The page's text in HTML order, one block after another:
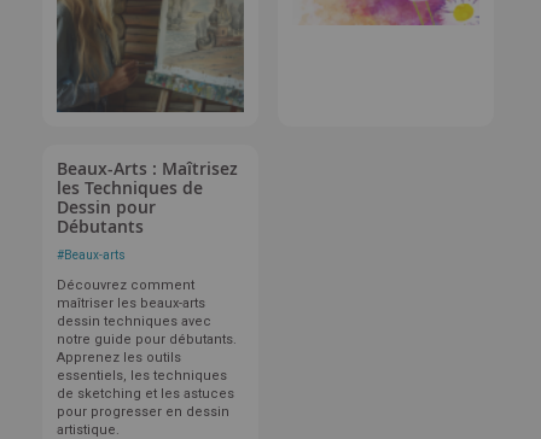
Beaux-Arts : Maîtrisez
les Techniques de
Dessin pour
Débutants
#Beaux-arts
Découvrez comment
maîtriser les beaux-arts
dessin techniques avec
notre guide pour débutants.
Apprenez les outils
essentiels, les techniques
de sketching et les astuces
pour progresser en dessin
artistique.